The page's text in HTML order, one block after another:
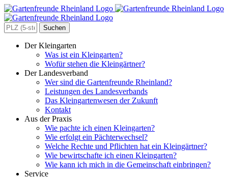
Zum
Inhalt
springen
Search
for:
Der Kleingarten
Was ist ein Kleingarten?
Wofür stehen die Kleingärtner?
Der Landesverband
Wer sind die Gartenfreunde Rheinland?
Leistungen des Landesverbands
Das Kleingartenwesen der Zukunft
Kontakt
Aus der Praxis
Wie pachte ich einen Kleingarten?
Wie erfolgt ein Pächterwechsel?
Welche Rechte und Pflichten hat ein Kleingärtner?
Wie bewirtschafte ich einen Kleingarten?
Wie kann ich mich in die Gemeinschaft einbringen?
Service